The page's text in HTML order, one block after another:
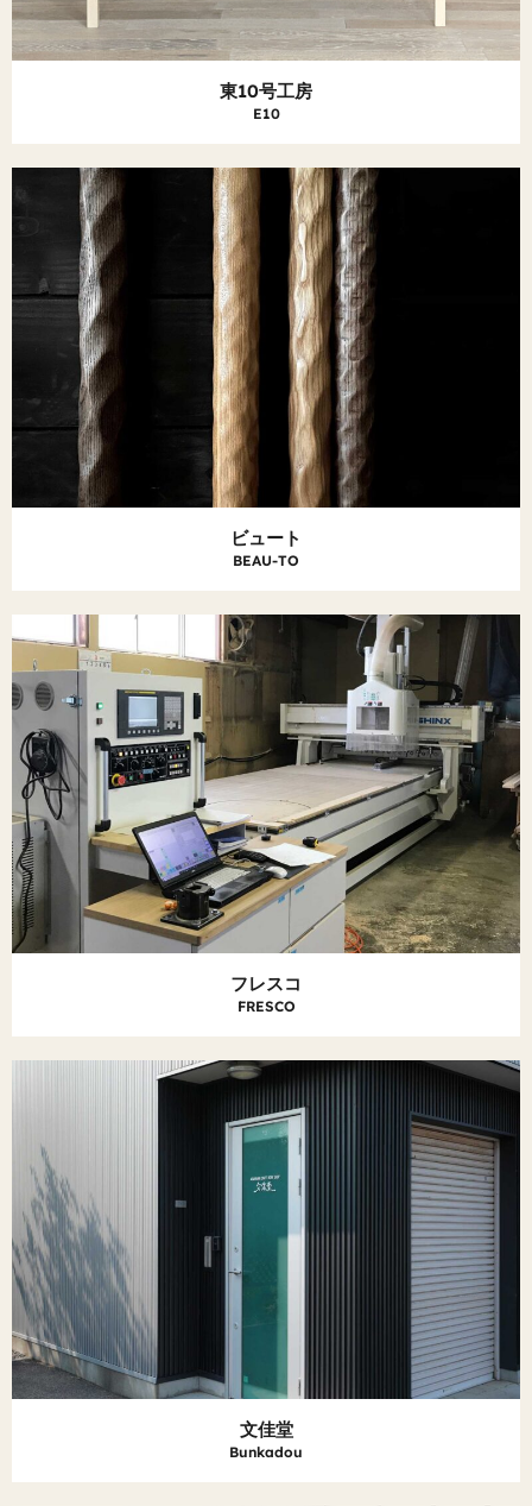
東10号工房
E10
ビュート
BEAU-TO
フレスコ
FRESCO
文佳堂
Bunkadou